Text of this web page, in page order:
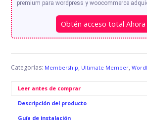
premium para wordpress y woocommerce
Obtén acceso total
Categorías: Membership, Ultimate Member,
Leer antes de comprar
Descripción del producto
Guía de instalación